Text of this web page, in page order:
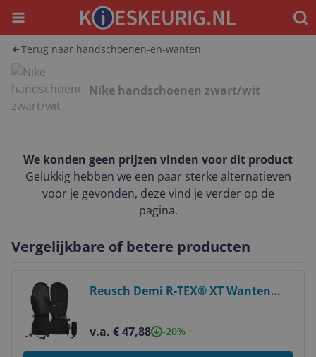
Menu
Terug naar handschoenen-en-wanten
Nike handschoenen zwart/wit
We konden geen prijzen vinden voor dit product
Gelukkig hebben we een paar sterke alternatieven
voor je gevonden, deze vind je verder op de
pagina.
Vergelijkbare of betere producten
Reusch Demi R-TEX® XT Wanten
Waterdicht - Herfst/Winter 2023
v.a. € 47,88 -20%
Bekijk product